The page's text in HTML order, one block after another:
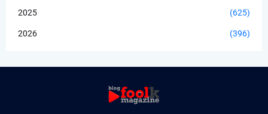
2025 (625)
2026 (396)